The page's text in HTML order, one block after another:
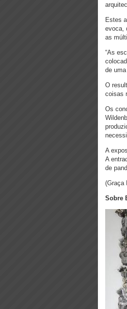
Estes
evoca,
as
“As
de
O
coisas
Os
A
A
de
(Graça
Sobre